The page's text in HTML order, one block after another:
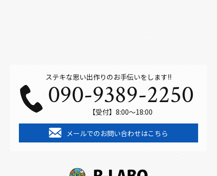
ステキな思い出作りのお手伝いをします!!
090-9389-2250
【受付】8:00～18:00
メールでのお問い合わせはこちら